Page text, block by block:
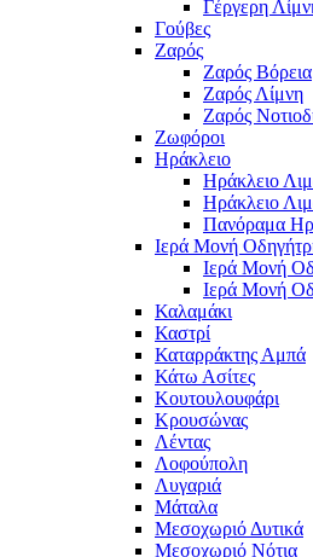
Γέργερη
Γούβες
Ζαρός
Ζαρός Βόρεια
Ζαρός Λίμνη
Ζαρός
Ζωφόροι
Ηράκλειο
Ηράκλειο
Ηράκλειο
Πανόραμα
Ιερά Μονή
Ιερά Μονή
Ιερά Μονή
Καλαμάκι
Καστρί
Καταρράκτης Αμπά
Κάτω Ασίτες
Κουτουλουφάρι
Κρουσώνας
Λέντας
Λοφούπολη
Λυγαριά
Μάταλα
Μεσοχωριό Δυτικά
Μεσοχωριό Νότια